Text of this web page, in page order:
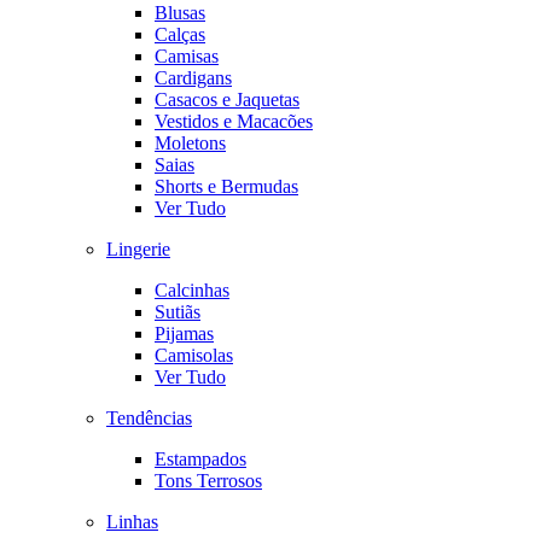
Blusas
Calças
Camisas
Cardigans
Casacos e Jaquetas
Vestidos e Macacões
Moletons
Saias
Shorts e Bermudas
Ver Tudo
Lingerie
Calcinhas
Sutiãs
Pijamas
Camisolas
Ver Tudo
Tendências
Estampados
Tons Terrosos
Linhas